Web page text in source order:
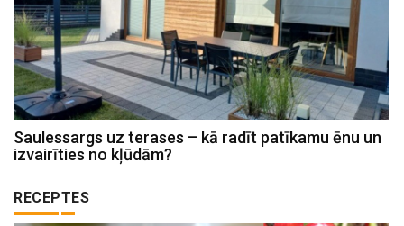
Saulessargs uz terases – kā radīt patīkamu ēnu un
izvairīties no kļūdām?
RECEPTES